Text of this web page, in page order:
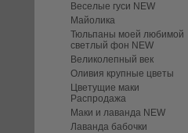
Веселые гуси NEW
Майолика
Тюльпаны моей любимой
светлый фон NEW
Великолепный век
Оливия крупные цветы
Цветущие маки
Распродажа
Маки и лаванда NEW
Лаванда бабочки